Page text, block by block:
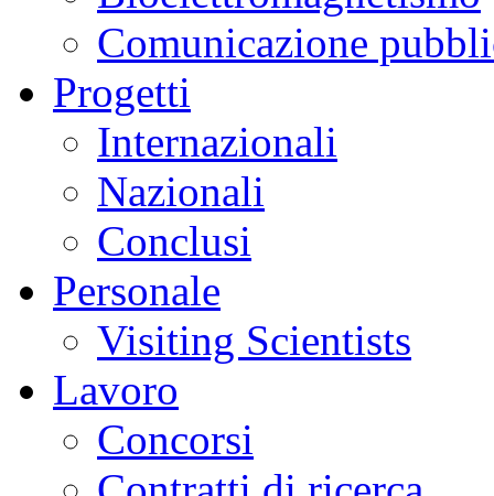
Comunicazione
Progetti
Internazionali
Nazionali
Conclusi
Personale
Visiting Scientists
Lavoro
Concorsi